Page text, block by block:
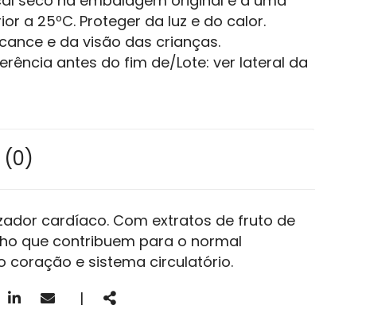
a 25ºC. Proteger da luz e do calor.
e da visão das crianças.
antes do fim de/Lote: ver lateral da
cardíaco. Com extratos de fruto de
que contribuem para o normal
coração e sistema circulatório.
LinkedinEmail| Partilhar